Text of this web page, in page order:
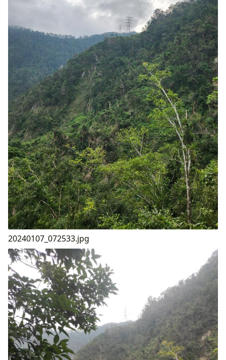
20240107_072533.jpg